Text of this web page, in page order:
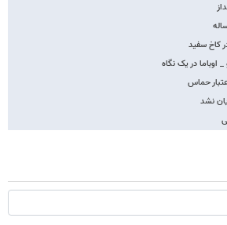
کاخ سفید
_ اوباما در یک نگاه
حماس
نشد